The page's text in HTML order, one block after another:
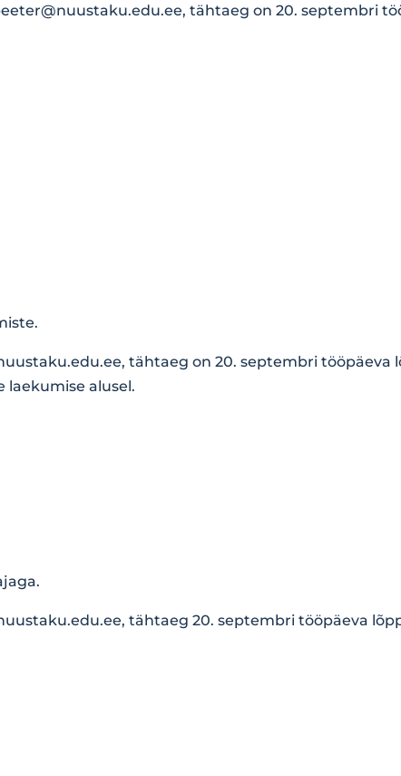
, tähtaeg on 20. septembri
, tähtaeg on 20. septembri tööpäeva
alusel.
, tähtaeg 20. septembri tööpäeva